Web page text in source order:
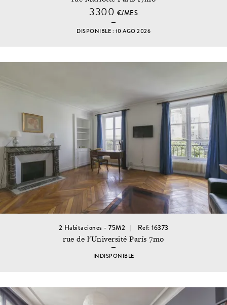
3300 €/MES
DISPONIBLE : 10 AGO 2026
2 Habitaciones - 75M2 Ref: 16373
rue de l'Université París 7mo
INDISPONIBLE